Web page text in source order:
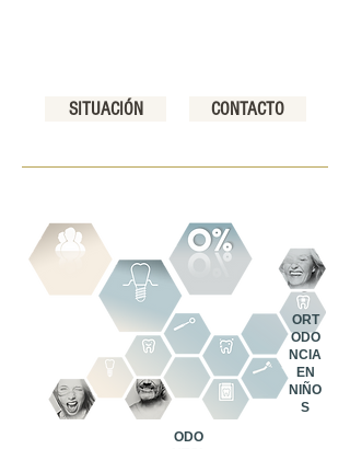
SITUACIÓN CONTACTO
ORT
ODO
NCIA
EN
NIÑO
S
ODO